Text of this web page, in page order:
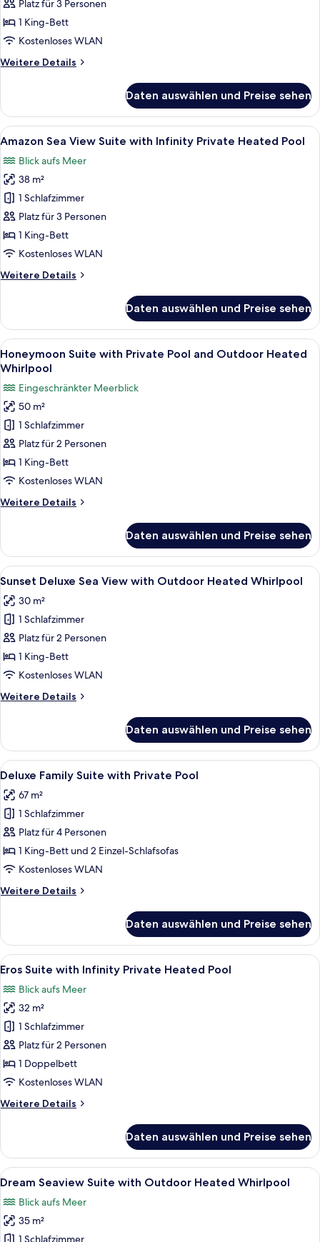
Suite
with
Private
Platz für 3 Personen
1 King-Bett
Kostenloses WLAN
Weitere Details
Weitere
Sea
View
Suite
Infinity
Private
Pool
Daten auswählen und Preise sehen
Alle
Fotos
für
Amazon
Sea
View
Suite
with
Private
anzeigen
Amazon Sea View Suite with Infinity
15
Amazon Sea View Suite with Infinity Private Heated Pool
Blick aufs Meer
38 m²
1 Schlafzimmer
Platz für 3 Personen
1 King-Bett
Kostenloses WLAN
Weitere Details
Weitere
Sea
View
Suite
with
Infinity
Private
Heated
Pool
Daten auswählen und Preise sehen
Alle
Fotos
Honeymoon
Suite
with
Private
Pool
and
Heated
Ein Whirlpool an einem Pool mit
6
Honeymoon Suite with Private Pool and Outdoor Heated
Whirlpool
Eingeschränkter Meerblick
50 m²
1 Schlafzimmer
Platz für 2 Personen
1 King-Bett
Kostenloses WLAN
Weitere Details
Weitere
Suite
with
Private
and
Outdoor
Whirlpool
Daten auswählen und Preise sehen
Alle
Fotos
für
Sunset
Deluxe
Sea
View
Outdoor
anzeigen
Sunset Deluxe Sea View with
15
Sunset Deluxe Sea View with Outdoor Heated Whirlpool
30 m²
1 Schlafzimmer
Platz für 2 Personen
1 King-Bett
Kostenloses WLAN
Weitere Details
Weitere
Deluxe
Sea
View
Outdoor
Heated
Daten auswählen und Preise sehen
Alle
Fotos
für
Deluxe
Family
Suite
with
Pool
Ein modernes Schlafzimmer mit
18
Deluxe Family Suite with Private Pool
67 m²
1 Schlafzimmer
Platz für 4 Personen
1 King-Bett und 2 Einzel-Schlafsofas
Kostenloses WLAN
Weitere Details
Weitere
Family
Suite
with
Pool
Daten auswählen und Preise sehen
Alle
Fotos
für
Eros
Suite
with
Infinity
Private
Pool
Ein Schlafzimmer mit einem großen
9
Eros Suite with Infinity Private Heated Pool
Blick aufs Meer
32 m²
1 Schlafzimmer
Platz für 2 Personen
1 Doppelbett
Kostenloses WLAN
Weitere Details
Weitere
Suite
with
Infinity
Heated
Pool
Daten auswählen und Preise sehen
Alle
Fotos
für
Dream
Ein Hotelzimmer mit Bett, einem
7
Dream Seaview Suite with Outdoor Heated Whirlpool
Blick aufs Meer
35 m²
1 Schlafzimmer